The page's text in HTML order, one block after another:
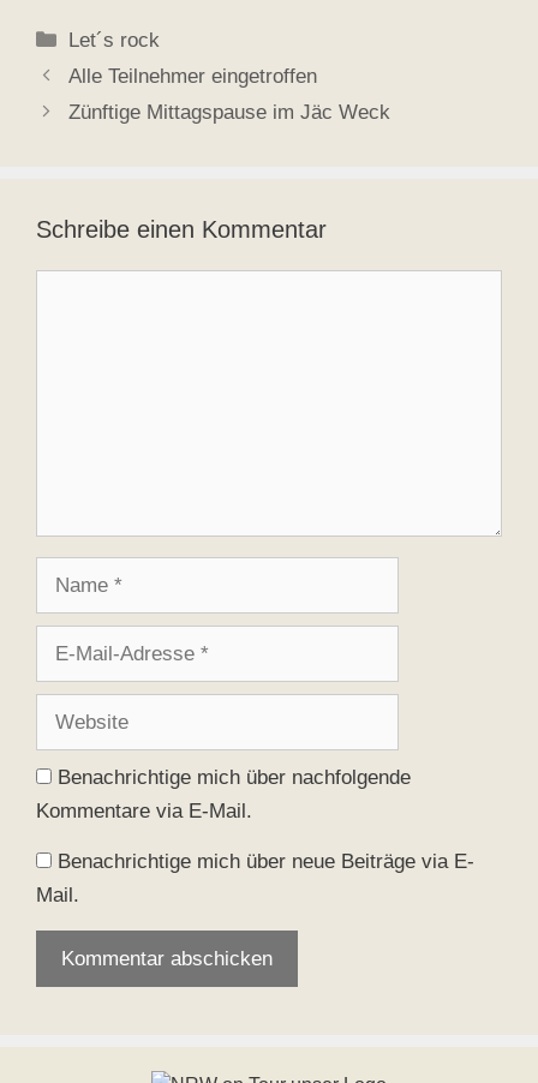
Kategorien
Let´s rock
Alle Teilnehmer eingetroffen
Zünftige Mittagspause im Jäc Weck
Schreibe einen Kommentar
Adresse
Benachrichtige mich über nachfolgende
Kommentare via E-Mail.
Benachrichtige mich über neue Beiträge via E-
Mail.